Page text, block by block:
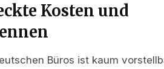
Kosten und
Büros ist kaum